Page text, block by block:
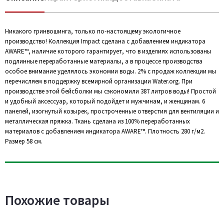
Никакого гринвошинга, только по-настоящему экологичное
производство! Коллекция Impact сделана с добавлением индикатора
AWARE™, наличие которого гарантирует, что в изделиях использованы
подлинные переработанные материалы, а в процессе производства
особое внимание уделялось экономии воды. 2% с продаж коллекции мы
перечисляем в поддержку всемирной организации Water.org. При
производстве этой бейсболки мы сэкономили 387 литров воды! Простой
и удобный аксессуар, который подойдет и мужчинам, и женщинам. 6
панелей, изогнутый козырек, простроченные отверстия для вентиляции и
металлическая пряжка. Ткань сделана из 100% переработанных
материалов с добавлением индикатора AWARE™. Плотность 280 г/м2.
Размер 58 см.
Похожие товары